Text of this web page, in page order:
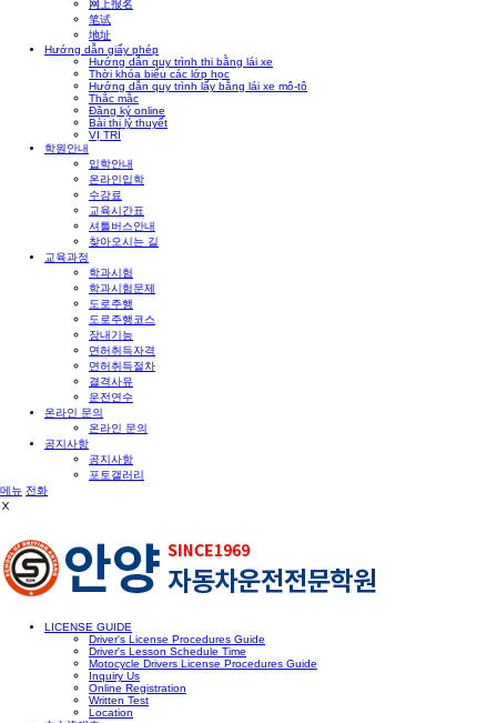
网上报名
笔试
地址
Hướng dẫn giấy phép
Hướng dẫn quy trình thi bằng lái xe
Thời khóa biểu các lớp học
Hướng dẫn quy trình lấy bằng lái xe mô-tô
Thắc mắc
Đăng ký online
Bài thi lý thuyết
VỊ TRÍ
학원안내
입학안내
온라인입학
수강료
교육시간표
셔틀버스안내
찾아오시는 길
교육과정
학과시험
학과시험문제
도로주행
도로주행코스
장내기능
면허취득자격
면허취득절차
결격사유
운전연수
온라인 문의
온라인 문의
공지사항
공지사항
포토갤러리
메뉴 전화
Ⅹ
LICENSE GUIDE
Driver's License Procedures Guide
Driver's Lesson Schedule Time
Motocycle Drivers License Procedures Guide
Inquiry Us
Online Registration
Written Test
Location